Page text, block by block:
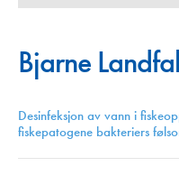
Bjarne
Desinfeksjon av vann i
fiskepatogene bakteriers